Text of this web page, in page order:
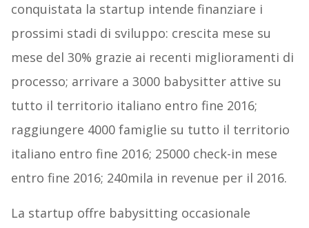
conquistata la startup intende finanziare i
prossimi stadi di sviluppo: crescita mese su
mese del 30% grazie ai recenti miglioramenti di
processo; arrivare a 3000 babysitter attive su
tutto il territorio italiano entro fine 2016;
raggiungere 4000 famiglie su tutto il territorio
italiano entro fine 2016; 25000 check-in mese
entro fine 2016; 240mila in revenue per il 2016.
La startup offre babysitting occasionale